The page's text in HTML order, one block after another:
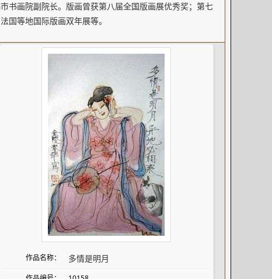
书画院副院长。版画曾获第八届全国版画展优秀奖；第七
国等地国际版画双年展等。
作品名称： 多情是明月